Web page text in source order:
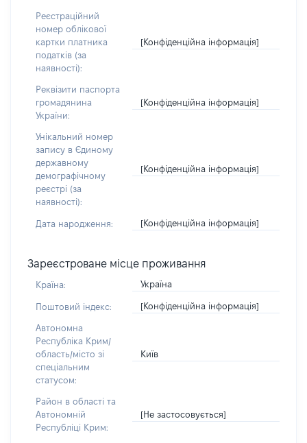
Реєстраційний
номер облікової
картки платника
податків (за
наявності):
[Конфіденційна інформація]
Реквізити паспорта
громадянина
України:
[Конфіденційна інформація]
Унікальний номер
запису в Єдиному
державному
демографічному
реєстрі (за
наявності):
[Конфіденційна інформація]
Дата народження: [Конфіденційна інформація]
Зареєстроване місце проживання
Країна: Україна
Поштовий індекс: [Конфіденційна інформація]
Автономна
Республіка Крим/
область/місто зі
спеціальним
статусом:
Київ
Район в області та
Автономній
Республіці Крим:
[Не застосовується]